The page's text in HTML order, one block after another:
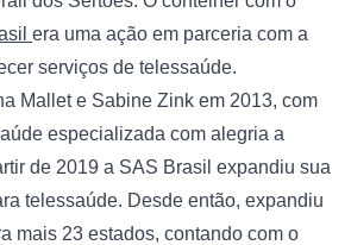
era uma ação em parceria com a
serviços de telessaúde.
Mallet e Sabine Zink em 2013, com
especializada com alegria a
de 2019 a SAS Brasil expandiu sua
telessaúde. Desde então, expandiu
mais 23 estados, contando com o